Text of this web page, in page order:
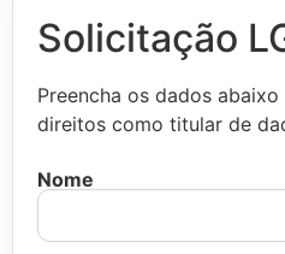
Solicitação
Preencha os dados
direitos como titular de
Nome